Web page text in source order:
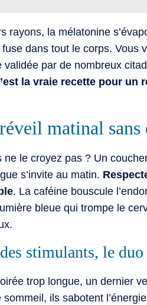
rayons, la mélatonine
dans tout le corps.
par de nombreux
la vraie recette pour un
matinal
le croyez pas ? Un
s’invite au matin.
. La caféine bouscule
bleue qui trompe le
stimulants, le
trop longue, un dernier
ils sabotent